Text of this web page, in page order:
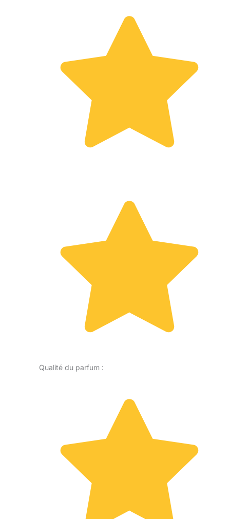
Qualité du parfum :